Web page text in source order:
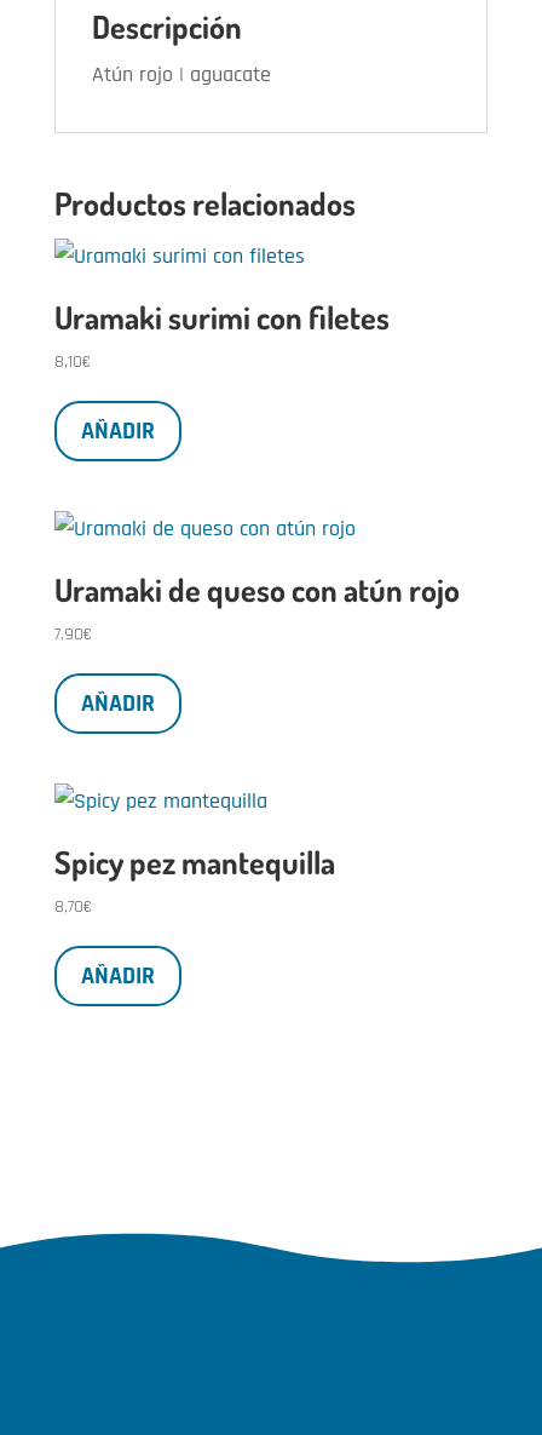
Descripción
Atún rojo | aguacate
Productos relacionados
Uramaki surimi con filetes
8,10€
AÑADIR
Uramaki de queso con atún rojo
7,90€
AÑADIR
Spicy pez mantequilla
8,70€
AÑADIR